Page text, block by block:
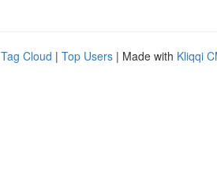
Tag Cloud | Top Users | Made with Kliqqi